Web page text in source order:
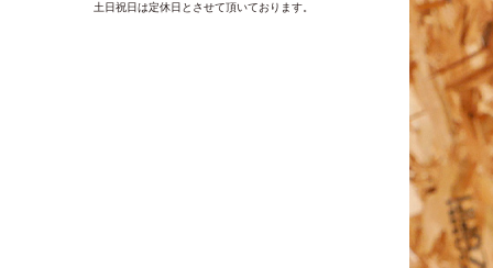
土日祝日は定休日とさせて頂いております。